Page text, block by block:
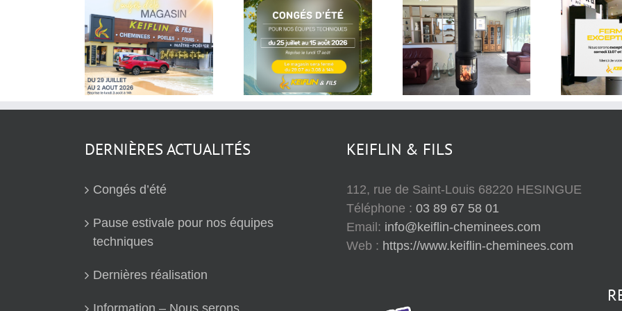
Pause estivale pour
nos équipes
techniques
Dernières
réalisation
Information – Nous
serons
exceptionnellement
fermés le samedi 11
juillet et le lundi 13
Le
DERNIÈRES ACTUALITÉS
Congés d’été
Pause estivale pour nos équipes
techniques
Dernières réalisation
Information – Nous serons
KEIFLIN & FILS
112, rue de Saint-Louis 68220 HESINGUE
Téléphone : 03 89 67 58 01
Email: info@keiflin-cheminees.com
Web : https://www.keiflin-cheminees.com